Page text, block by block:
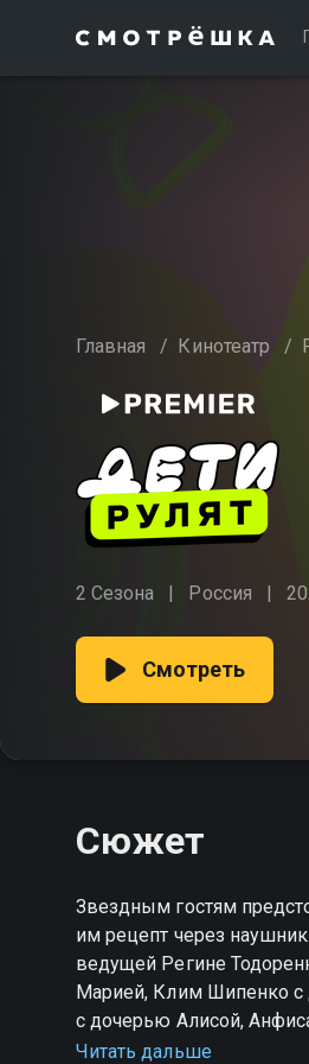
Главная / Кинотеатр /
2 Сезона Россия
Смотреть
Сюжет
Звездным гостям
им рецепт через
ведущей Регине
Марией, Клим Шипенко с
с дочерью Алисой,
Читать дальше